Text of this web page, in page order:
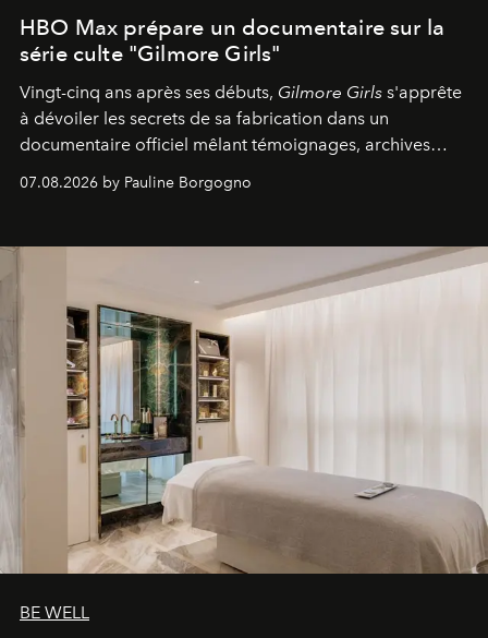
HBO Max prépare un documentaire sur la
série culte "Gilmore Girls"
Vingt-cinq ans après ses débuts, Gilmore Girls s'apprête
à dévoiler les secrets de sa fabrication dans un
documentaire officiel mêlant témoignages, archives
inédites et plongée dans les coulisses d'un phénomène
générationnel.
07.08.2026 by Pauline Borgogno
BE WELL